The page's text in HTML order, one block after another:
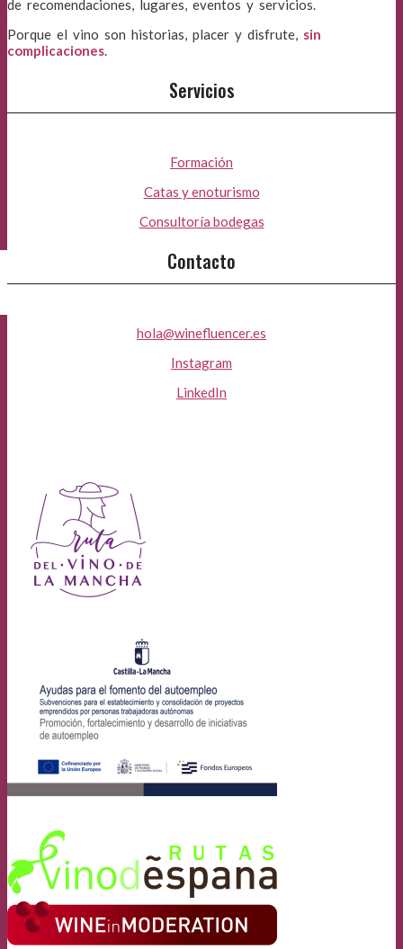
de recomendaciones, lugares, eventos y servicios.
Porque el vino son historias, placer y disfrute, sin
complicaciones.
Servicios
Formación
Catas y enoturismo
Consultoría bodegas
Contacto
hola@winefluencer.es
Instagram
LinkedIn